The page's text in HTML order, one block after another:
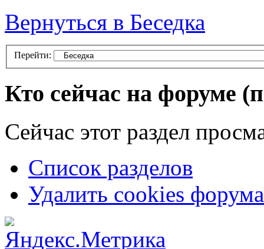
Вернуться в Беседка
Перейти:
Кто сейчас на форуме
Сейчас этот раздел
Список разделов
Удалить cookies форума